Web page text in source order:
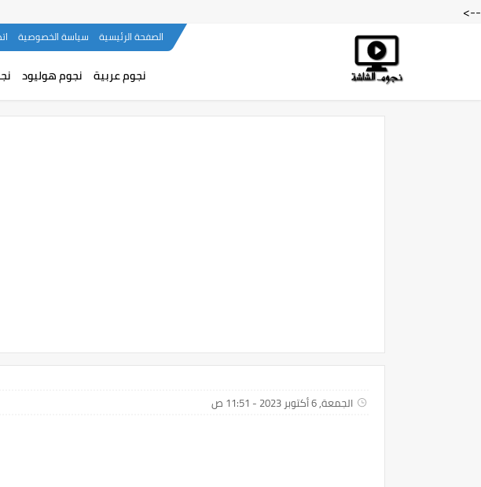
-->
الصفحة الرئيسية سياسة الخصوصية
نجوم عربية نجوم هوليود
الجمعة, 6 أكتوبر 2023 - 11:51 ص